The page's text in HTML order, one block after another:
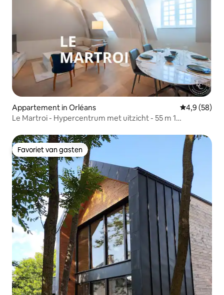
Appartement in Orléans Gemiddelde
4,9 (58)
Le Martroi - Hypercentrum met uitzicht - 55 m 1
Favoriet van gasten
Favoriet van gasten